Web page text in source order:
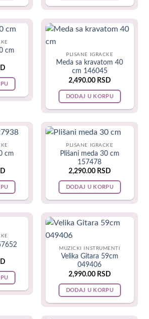
pažnju najmlađih. Sve igračke prolaze
i ispitivanje sirovina od kojih su
su i lagane za nežne dečije ruke.
kada su igračke za bebe u pitanju, a
koristila, jesu sledeće igračke:
cm
PLISANE IGRACKE
Meda sa kravatom 40
cm 146045
2,490.00 RSD
DODAJ U KORPU
cm
PLISANE IGRACKE
Plišani meda 30 cm
157478
2,290.00 RSD
DODAJ U KORPU
MUZICKI INSTRUMENTI
Velika Gitara 59cm
049406
2,990.00 RSD
DODAJ U KORPU